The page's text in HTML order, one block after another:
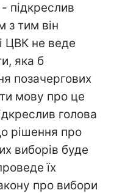
підкреслив
з тим він
ЦВК не веде
яка б
позачергових
мову про це
голова
рішення про
виборів буде
їх
про вибори